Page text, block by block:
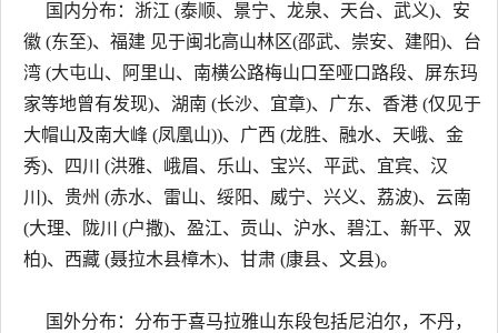
国内分布：浙江 (泰顺、景宁、龙泉、天台、武义)、安
徽 (东至)、福建 见于闽北高山林区(邵武、崇安、建阳)、台
湾 (大屯山、阿里山、南横公路梅山口至哑口路段、屏东玛
家等地曾有发现)、湖南 (长沙、宜章)、广东、香港 (仅见于
大帽山及南大峰 (凤凰山))、广西 (龙胜、融水、天峨、金
秀)、四川 (洪雅、峨眉、乐山、宝兴、平武、宜宾、汉
川)、贵州 (赤水、雷山、绥阳、威宁、兴义、荔波)、云南
(大理、陇川 (户撒)、盈江、贡山、沪水、碧江、新平、双
柏)、西藏 (聂拉木县樟木)、甘肃 (康县、文县)。
国外分布：分布于喜马拉雅山东段包括尼泊尔，不丹，